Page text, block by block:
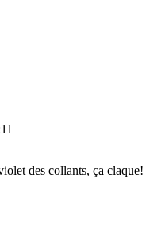
des collants, ça claque!